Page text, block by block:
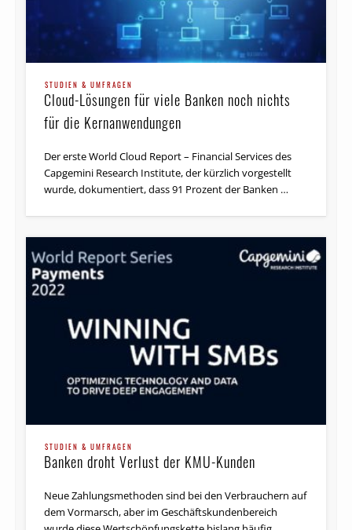
STUDIEN & UMFRAGEN
Cloud-Lösungen für viele Banken noch nichts
für die Kernanwendungen
Der erste World Cloud Report – Financial Services des
Capgemini Research Institute, der kürzlich vorgestellt
STUDIEN & UMFRAGEN
Banken droht Verlust der KMU-Kunden
Neue Zahlungsmethoden sind bei den Verbrauchern auf
dem Vormarsch, aber im Geschäftskundenbereich
Versicherern den Umsatz um 29,1 Milliarden
Euro bis 2020 steigern
Banken, Versicherer und andere
Kapitalmarktunternehmen könnten durch den Einsatz
intelligenter Automatisierungs-Mechanismen alleine in
Deutschland mit einem zusätzlichen Umsatz 29,1
Milliarden Euro rechnen. …
ARCHIV
LBB Invest-Integration: DekaBank migriert
Riesige Datenmengen prüfen und in ein anderes System
dauern kann, wird dank der Automatisierung …